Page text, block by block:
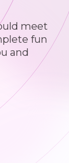
meet
fun
and